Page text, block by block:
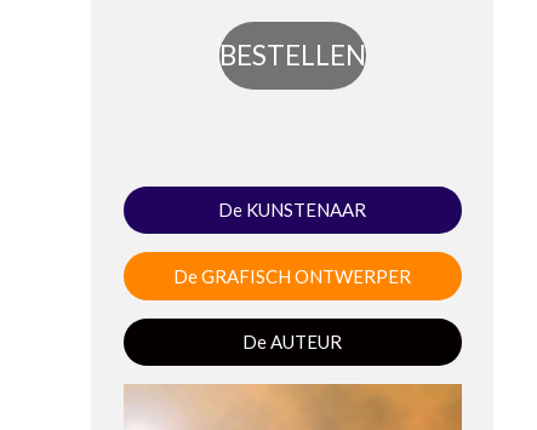
BESTELLEN
De KUNSTENAAR
De GRAFISCH ONTWERPER
De AUTEUR